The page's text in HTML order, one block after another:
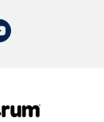
Youtube